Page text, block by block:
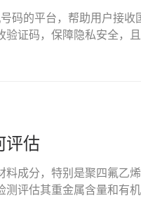
码的平台，帮助用户接收
证码，保障隐私安全，
评估
成分，特别是聚四氟乙
评估其重金属含量和有